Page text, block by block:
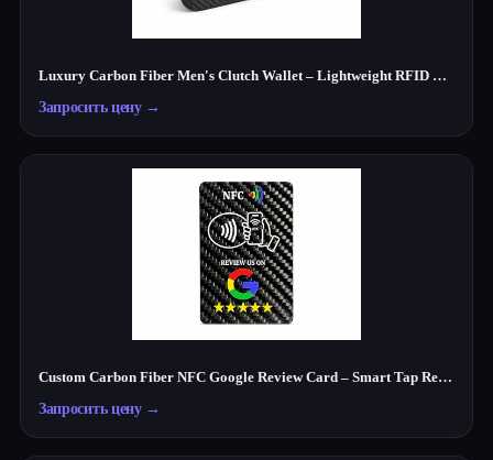
Luxury Carbon Fiber Men's Clutch Wallet – Lightweight RFID Travel Organizer
Запросить цену→
Custom Carbon Fiber NFC Google Review Card – Smart Tap Review Card for Businesses
Запросить цену→